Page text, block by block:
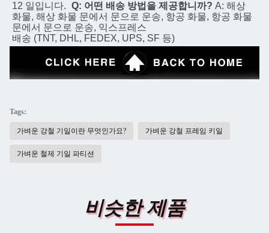
12 일입니다. Q: 어떤 배송 방법을 제공합니까? A: 해상
화물, 해상 화물 문에서 문으로 운송, 항공 화물, 항공 화물
문에서 문으로 운송, 익스프레스
배송 (TNT, DHL, FEDEX, UPS, SF 등)
Tags:
가벼운 강철 기일이란 무엇인가요? 가벼운 강철 프레임 키일
가벼운 철제 기일 파티션
비슷한 제품